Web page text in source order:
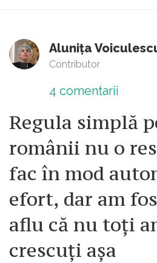
Alunița
Contributor
4 comentarii
Regula simplă
românii nu o
fac în mod
efort, dar am
aflu că nu toți
crescuți așa